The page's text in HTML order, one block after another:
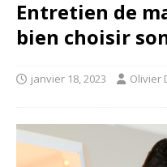
Entretien de
bien choisir
janvier 18, 2023 Olivier